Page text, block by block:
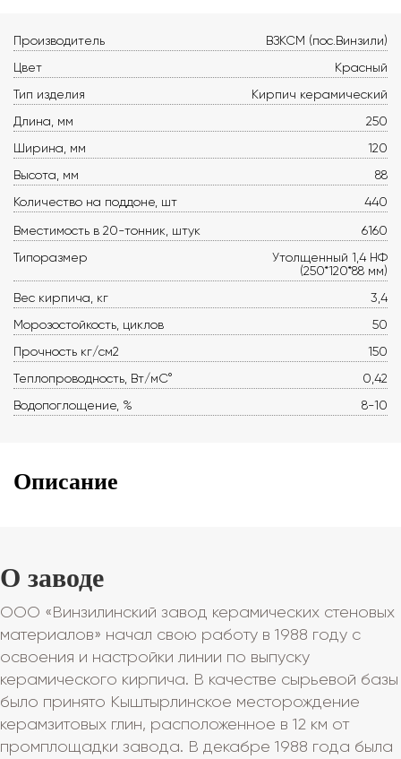
Производитель
ВЗКСМ (пос.Винзили)
Цвет
Красный
Тип изделия
Кирпич керамический
Длина, мм
250
Ширина, мм
120
Высота, мм
88
Количество на поддоне, шт
440
Вместимость в 20-тонник, штук
6160
Типоразмер
Утолщенный 1,4 НФ
(250*120*88 мм)
Вес кирпича, кг
3,4
Морозостойкость, циклов
50
Прочность кг/см2
150
Теплопроводность, Вт/мС°
0,42
Водопоглощение, %
8-10
Описание
О заводе
ООО «Винзилинский завод керамических стеновых
материалов» начал свою работу в 1988 году с
освоения и настройки линии по выпуску
керамического кирпича. В качестве сырьевой базы
было принято Кыштырлинское месторождение
керамзитовых глин, расположенное в 12 км от
промплощадки завода. В декабре 1988 года была